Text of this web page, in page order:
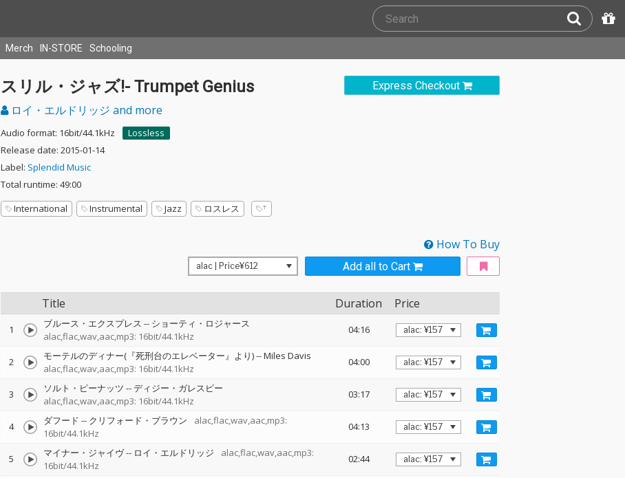
Merch IN-STORE Schooling
Express Checkout
スリル・ジャズ!- Trumpet Genius
ロイ・エルドリッジ and more
Audio format: 16bit/44.1kHz
Lossless
Release date: 2015-01-14
Label: Splendid Music
Total runtime: 49:00
International
Instrumental Jazz ロスレス
How To Buy
Add all to Cart
Title Duration Price
1 ブルース・エクスプレス -- ショーティ・ロジャース
alac,flac,wav,aac,mp3: 16bit/44.1kHz
04:16
2 モーテルのディナー(『死刑台のエレベーター』より)--Miles Davis
alac,flac,wav,aac,mp3: 16bit/44.1kHz
04:00
3 ソルト・ピーナッツ --ディジー・ガレスピー
alac,flac,wav,aac,mp3: 16bit/44.1kHz
03:17
4 ダフード -- クリフォード・ブラウン
alac,flac,wav,aac,mp3:
16bit/44.1kHz
04:13
5 マイナー・ジャイヴ-- ロイ・エルドリッジ
alac,flac,wav,aac,mp3:
16bit/44.1kHz
02:44